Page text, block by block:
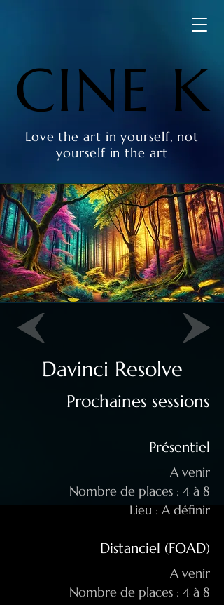
CINE K
CINE K
Love the art in yourself, not
yourself in the art
Davinci Resolve
Prochaines sessions
Présentiel
A venir
Nombre de places : 4 à 8
Lieu : A définir
Distanciel (FOAD)
A venir
Nombre de places : 4 à 8